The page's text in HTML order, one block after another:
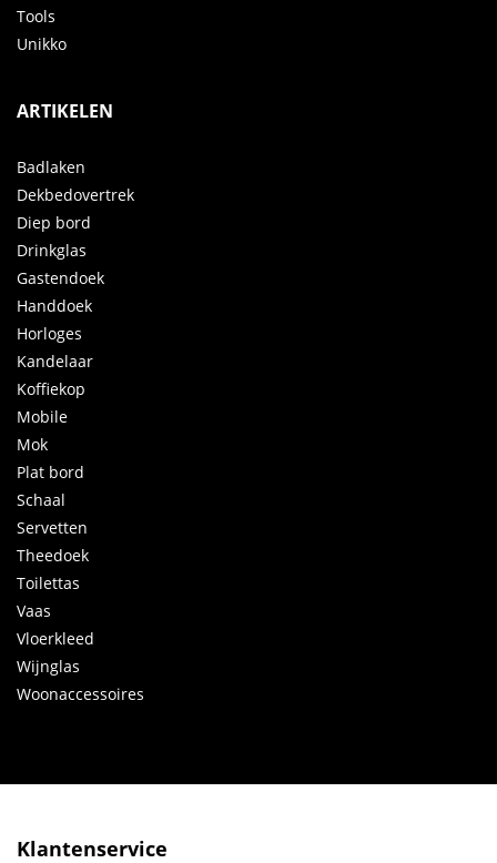
Tools
Unikko
ARTIKELEN
Badlaken
Dekbedovertrek
Diep bord
Drinkglas
Gastendoek
Handdoek
Horloges
Kandelaar
Koffiekop
Mobile
Mok
Plat bord
Schaal
Servetten
Theedoek
Toilettas
Vaas
Vloerkleed
Wijnglas
Woonaccessoires
Klantenservice